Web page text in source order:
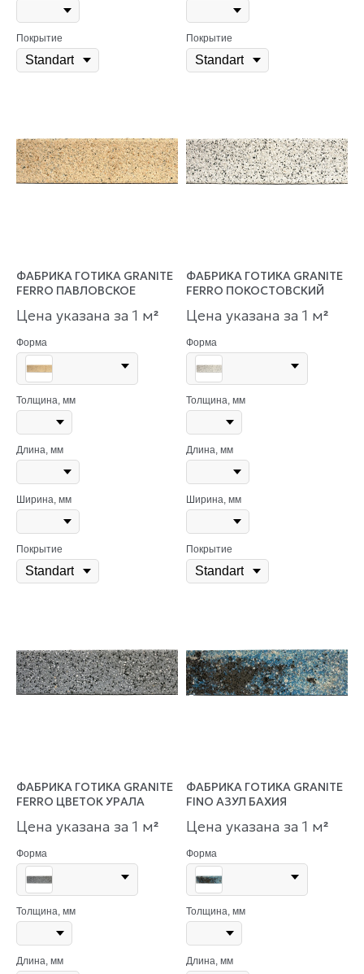
Покрытие Покрытие
ФАБРИКА ГОТИКА GRANITE
FERRO ПАВЛОВСКОЕ
Цена указана за 1 м²
Форма
Толщина, мм
Длина, мм
Ширина, мм
Покрытие
ФАБРИКА ГОТИКА GRANITE
FERRO ПОКОСТОВСКИЙ
Цена указана за 1 м²
Форма
Толщина, мм
Длина, мм
Ширина, мм
Покрытие
ФАБРИКА ГОТИКА GRANITE
FERRO ЦВЕТОК УРАЛА
Цена указана за 1 м²
Форма
Толщина, мм
Длина, мм
ФАБРИКА ГОТИКА GRANITE
FINO АЗУЛ БАХИЯ
Цена указана за 1 м²
Форма
Толщина, мм
Длина, мм